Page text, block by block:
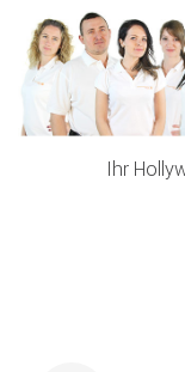
Ihr